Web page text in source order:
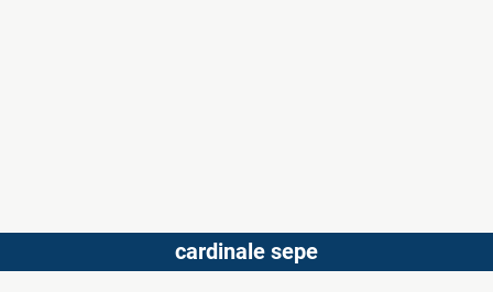
cardinale sepe